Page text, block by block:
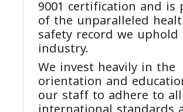
9001 certification and is
of the unparalleled
safety record we
industry.
We invest heavily in the
orientation and
our staff to adhere to all